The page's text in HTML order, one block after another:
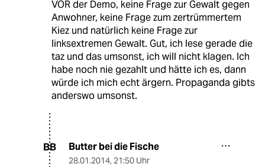
VOR der Demo, keine Frage zur Gewalt gegen
Anwohner, keine Frage zum zertrümmertem
Kiez und natürlich keine Frage zur
linksextremen Gewalt. Gut, ich lese gerade die
taz und das umsonst, ich will nicht klagen. Ich
habe noch nie gezahlt und hätte ich es, dann
würde ich mich echt ärgern. Propaganda gibts
anderswo umsonst.
BB Butter bei die Fische
28.01.2014, 21:50 Uhr